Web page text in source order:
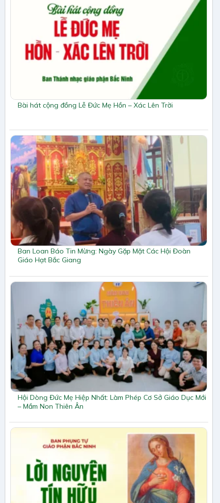
Bài hát cộng đồng Lễ Đức Mẹ Hồn – Xác Lên Trời
Ban Loan Báo Tin Mừng: Ngày Gặp Mặt Các Hội Đoàn
Giáo Hạt Bắc Giang
Hội Dòng Đức Mẹ Hiệp Nhất: Làm Phép Cơ Sở Giáo Dục Mới
– Mầm Non Thiên Ân